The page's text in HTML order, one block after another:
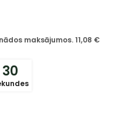
maksājumos.11,08 €
29